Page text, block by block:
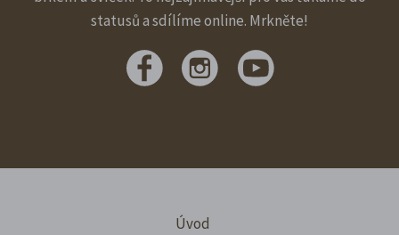
statusů a sdílíme online. Mrkněte!
Úvod